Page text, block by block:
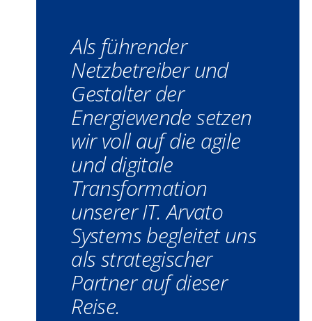
Als führender
Netzbetreiber und
Gestalter der
Energiewende setzen
wir voll auf die agile
und digitale
Transformation
unserer IT. Arvato
Systems begleitet uns
als strategischer
Partner auf dieser
Reise.